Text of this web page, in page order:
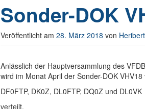
Sonder-DOK
Veröffentlicht am 28. März 2018 von
Anlässlich der Hauptversammlung des
wird im Monat April der Sonder-DOK
DF0FTP, DK0Z, DL0FTP, DQ0Z und DL0VK
verteilt.